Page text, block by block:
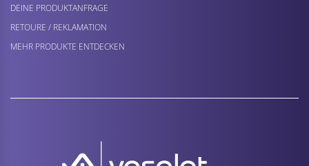
DEINE PRODUKTANFRAGE
RETOURE / REKLAMATION
MEHR PRODUKTE ENTDECKEN